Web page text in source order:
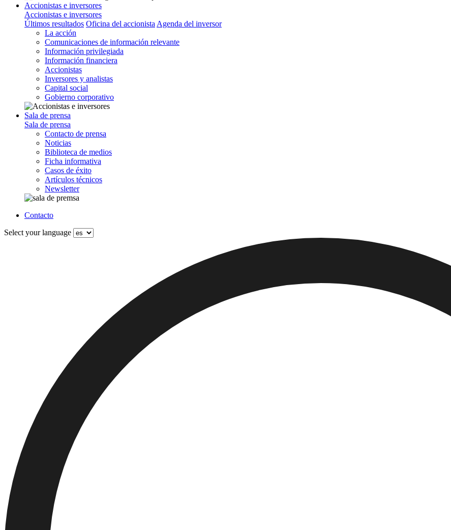
Accionistas e inversores
Accionistas e inversores
Últimos resultados Oficina del accionista Agenda del inversor
La acción
Comunicaciones de información relevante
Información privilegiada
Información financiera
Accionistas
Inversores y analistas
Capital social
Gobierno corporativo
Sala de prensa
Sala de prensa
Contacto de prensa
Noticias
Biblioteca de medios
Ficha informativa
Casos de éxito
Artículos técnicos
Newsletter
Contacto
Select your language